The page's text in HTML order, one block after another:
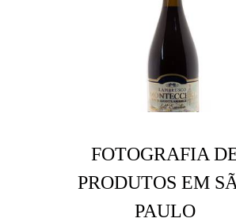
FOTOGRAFIA
PRODUTOS EM
PAULO